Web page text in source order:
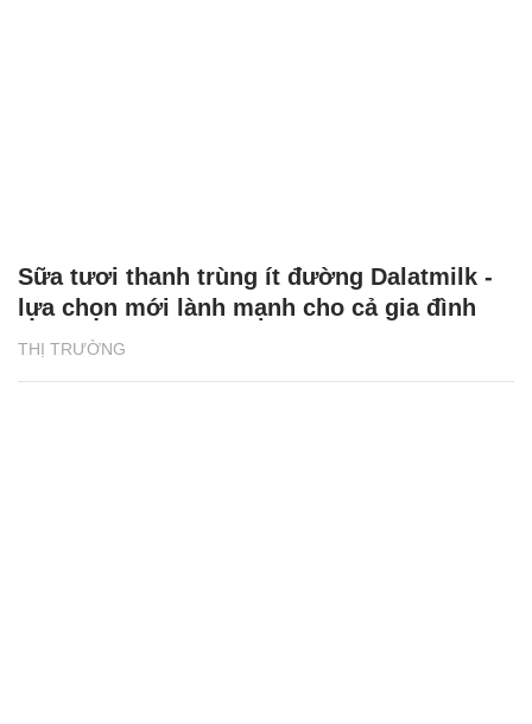
THỊ TRƯỜNG
Sữa tươi thanh trùng ít đường Dalatmilk -
lựa chọn mới lành mạnh cho cả gia đình